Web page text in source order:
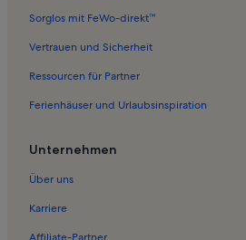
Sorglos mit FeWo-direkt™
Vertrauen und Sicherheit
Ressourcen für Partner
Ferienhäuser und Urlaubsinspiration
Unternehmen
Über uns
Karriere
Affiliate-Partner